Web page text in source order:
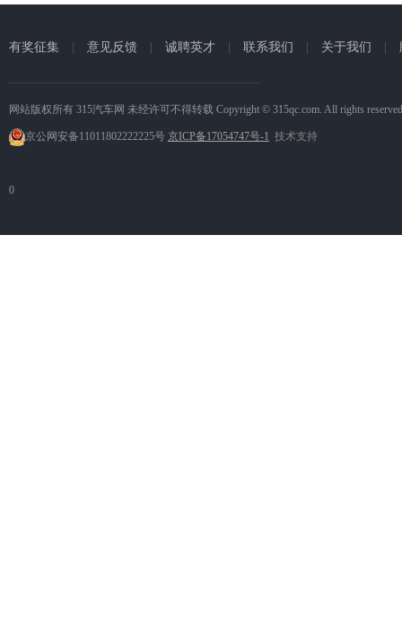
有奖征集 意见反馈 诚聘英才 联系我们 关于我们
网站版权所有 315汽车网 未经许可不得转载 Copyright © 315qc.com. All rights
京公网安备11011802222225号 京ICP备17054747号-1 技术支持
0